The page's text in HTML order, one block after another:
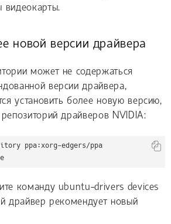
видеокарты.
новой версии драйвера
может не содержаться
версии драйвера,
установить более новую версию,
драйверов NVIDIA:
ppa:xorg-edgers/ppa
команду ubuntu-drivers devices
драйвер рекомендует новый